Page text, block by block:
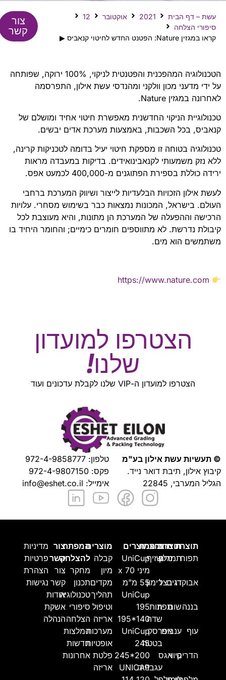
עשת – דף הבית 2021 אוקטובר
12
סיפורי הצלחה
קראו במגזין Nature: הפטנט החדש לחיטוי קנאביס ▶
צור
קשר
הטכנולוגיה המהפכנית והפטנטית לניקוי, 100% ירוקה, שפותחה
על ידי מדעני מכון וולקני ומהנדסי עשת אילון, התפרסמה
לאחרונה במגזין Nature.
טכנולוגיית הניקוי החדשנית מאפשרת חיטוי אחיד ומושלם של
קנאביס, בכל השכבות, באמצעות מערכת אדים יבשים.
טכנולוגיה בטוחה זו מספקת חיטוי יעיל בדומה לטכניקות קרינה,
ללא נזק משמעותי לקנאבינואידים. בדיקות במעבדה מראות
ירידה כוללת בספירת הפתוגנים מ-400,000 לכמעט אפס.
לעשת אילון הזכויות הבלעדיות לייצור ושיווק המערכת ברחבי
העולם. בישראל, המכונות נמצאות כבר בשימוש מסחרי. עלויות
הרכישה וההפעלה של המערכת הן מתונות, והיא מעוצבת לכל
קיבולת נדרשת. לא מתווספים חומרים כימיים; והחומר היחיד בו
משתמשים הוא מים.
https://www.nature.com
הצטרפו למועדון
שלנו!
הצטרפו למועדון ה-VIP שלנו לקבלת עדכונים ועוד
© תעשיות עשת אילון בע"מ
קיבוץ אילון, תיבת דואר נייד.
הגליל המערבי, 22845
טלפון: 972-4-9858777
פקס: 972-4-9807150
אימייל: info@eshet.co.il
תוצרת
תפוח
אבוקדו
בננה
עוף
הדרים
תוצרת
תמרים
דגים
שום
ענבים
קיווי
תוצרת
מלון
בצל
תפוז
אפרסק
אגס
תוצרת
שזיף
רימון
תות
שדה
בטטה
עגבנייה
מוצרים
UniCup
מיני 70 x
55 מ"מ
UniCup
195
195*140
UniCup
245
245*200
UNICAP
מוצרים
קבלה
מיון
מקדים
תהליך
וטיפול
אריזה
מערכות
אופטיות
פלטת
אריזה
המפתח
להצלחה
מחקר
תכנון
טכנולוגיה
סיפורי
הצלחה
המלצות
חדשות
אחרונות
צור
קשר
צור
קשר
אודות
אשקת
הנהלה
מדיניות
פרטיות
הצהרת
נגישות